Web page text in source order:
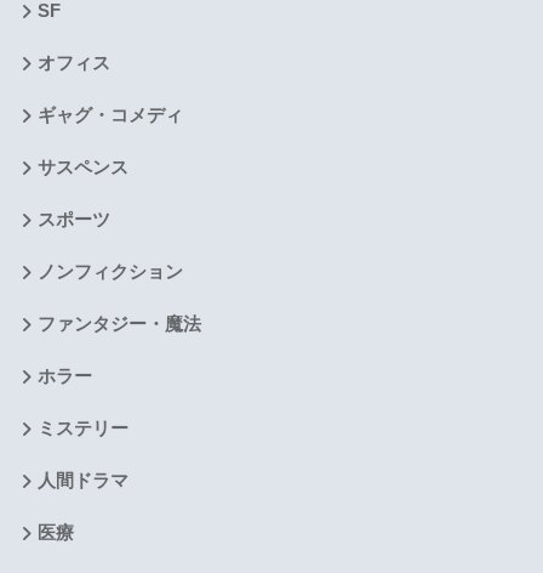
SF
オフィス
ギャグ・コメディ
サスペンス
スポーツ
ノンフィクション
ファンタジー・魔法
ホラー
ミステリー
人間ドラマ
医療